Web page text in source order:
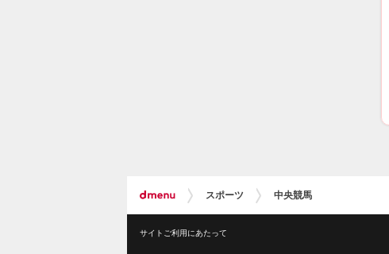
スポーツ 中央競馬
サイトご利用にあたって